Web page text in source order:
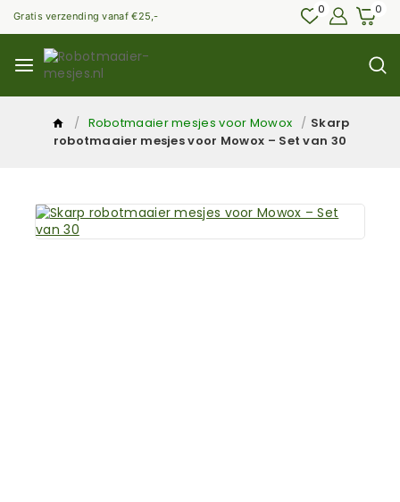
Gratis verzending vanaf €25,- 0 0
/ Robotmaaier mesjes voor Mowox / Skarp
robotmaaier mesjes voor Mowox – Set van 30